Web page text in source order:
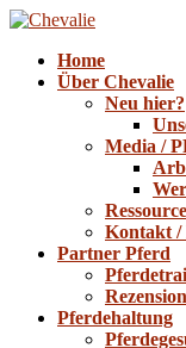
Home
Über Chevalie
Neu hier?
Media /
Kontakt /
Partner Pferd
Pferdehaltung